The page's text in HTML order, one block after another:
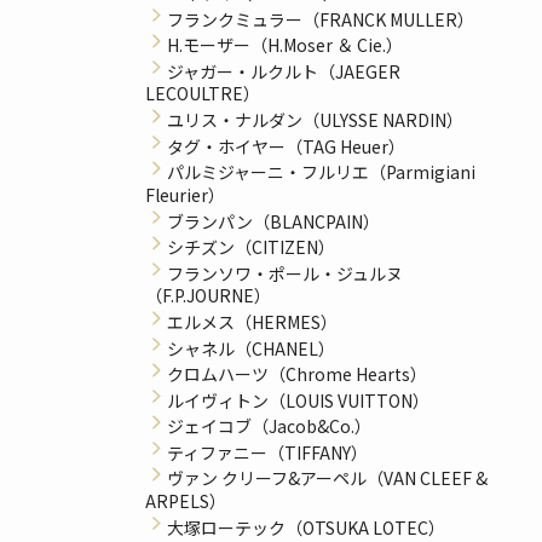
フランクミュラー（FRANCK MULLER）
H.モーザー（H.Moser ＆ Cie.）
ジャガー・ルクルト（JAEGER
LECOULTRE）
ユリス・ナルダン（ULYSSE NARDIN）
タグ・ホイヤー（TAG Heuer）
パルミジャーニ・フルリエ（Parmigiani
Fleurier）
ブランパン（BLANCPAIN）
シチズン（CITIZEN）
フランソワ・ポール・ジュルヌ
（F.P.JOURNE）
エルメス（HERMES）
シャネル（CHANEL）
クロムハーツ（Chrome Hearts）
ルイヴィトン（LOUIS VUITTON）
ジェイコブ（Jacob&Co.）
ティファニー（TIFFANY）
ヴァン クリーフ&アーペル（VAN CLEEF &
ARPELS）
大塚ローテック（OTSUKA LOTEC）